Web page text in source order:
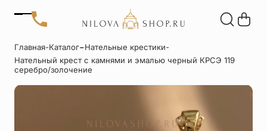
+7 (909) 266-60-48
+7 (906) 655-37-20
Автомобильные
Браслеты
Акции
Отзывы
Главная-Каталог-Нательные крестики-
Нательный крест с камнями и эмалью черный КРСЭ 119
серебро/золочение